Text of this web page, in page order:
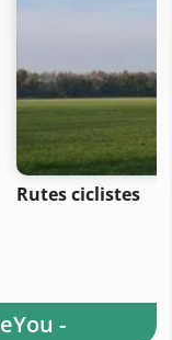
Rutes ciclistes
-